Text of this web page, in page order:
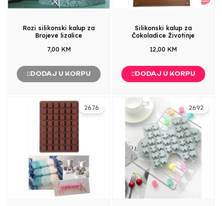
Rozi silikonski kalup za
Brojeve lizalice
7,00 KM
DODAJ U KORPU
Silikonski kalup za
Čokoladice Životinje
12,00 KM
DODAJ U KORPU
2676 2692